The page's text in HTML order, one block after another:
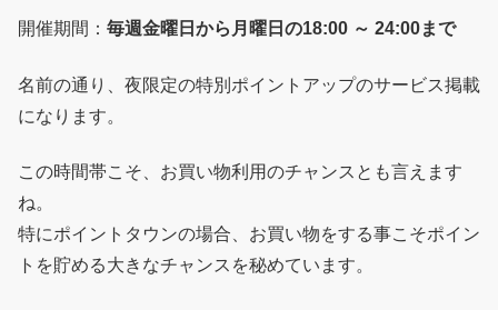
開催期間： 毎週金曜日から月曜日の18:00 ～ 24:00まで
名前の通り、夜限定の特別ポイントアップのサービス掲載
になります。
この時間帯こそ、お買い物利用のチャンスとも言えます
ね。
特にポイントタウンの場合、お買い物をする事こそポイン
トを貯める大きなチャンスを秘めています。